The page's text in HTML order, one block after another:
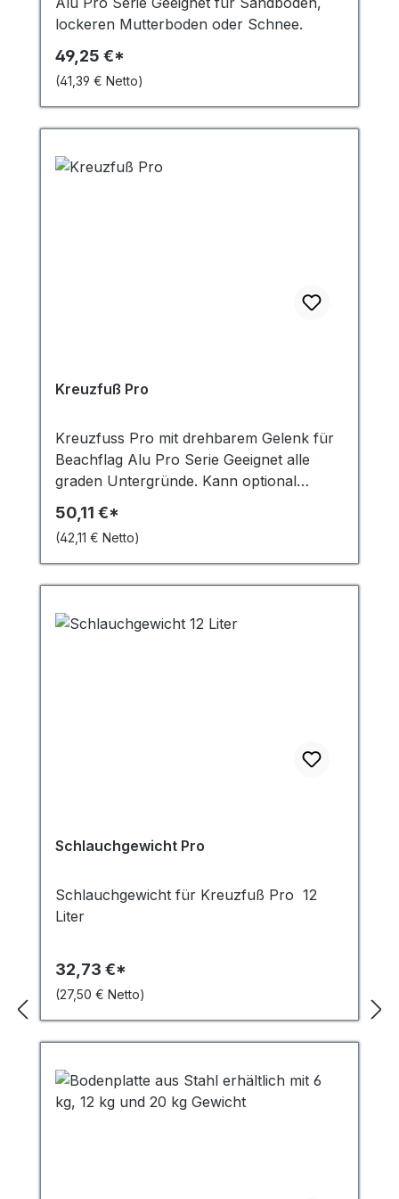
möchten, zögern Sie nicht uns zu
bei der Gestaltung Ihrer Fahne und Ihres
Banners zu helfen!
lockeren Mutterboden oder Schnee.
49,25 €*
(41,39 € Netto)
Kreuzfuß Pro
Kreuzfuss Pro mit drehbarem Gelenk für
Beachflag Alu Pro Serie Geeignet alle
graden Untergründe. Kann optional
(Zubehör) mit dem Schlauchgewicht
beschwert werden.
50,11 €*
(42,11 € Netto)
Schlauchgewicht Pro
Schlauchgewicht für Kreuzfuß Pro 12
Liter
32,73 €*
(27,50 € Netto)